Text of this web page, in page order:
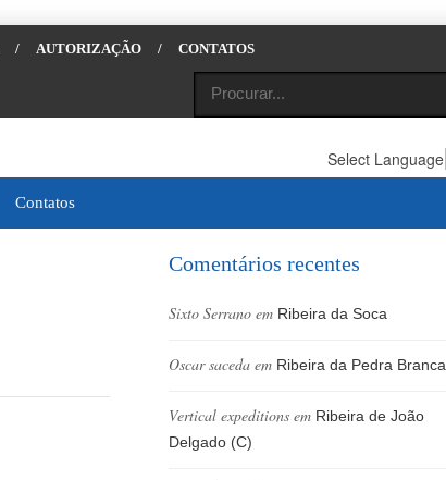
/ AUTORIZAÇÃO / CONTATOS
Select Language
Contatos
Comentários recentes
Sixto Serrano em Ribeira da Soca
Oscar saceda em Ribeira da Pedra Branca
Vertical expeditions em Ribeira de João
Delgado (C)